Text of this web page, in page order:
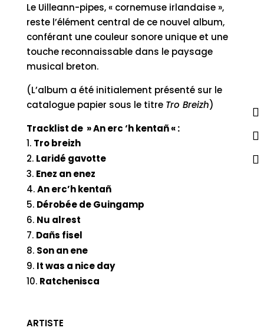
Le Uilleann-pipes, « cornemuse irlandaise »,
reste l’élément central de ce nouvel album,
conférant une couleur sonore unique et une
touche reconnaissable dans le paysage
musical breton.
(L’album a été initialement présenté sur le
catalogue papier sous le titre Tro Breizh)
Tracklist de » An erc ‘h kentañ « :
Tro breizh
Laridé gavotte
Enez an enez
An erc’h kentañ
Dérobée de Guingamp
Nu alrest
Dañs fisel
Son an ene
It was a nice day
Ratchenisca
ARTISTE
RONAN LE BARS GROUP